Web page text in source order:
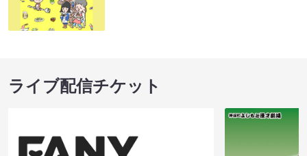
ライブ配信チケット